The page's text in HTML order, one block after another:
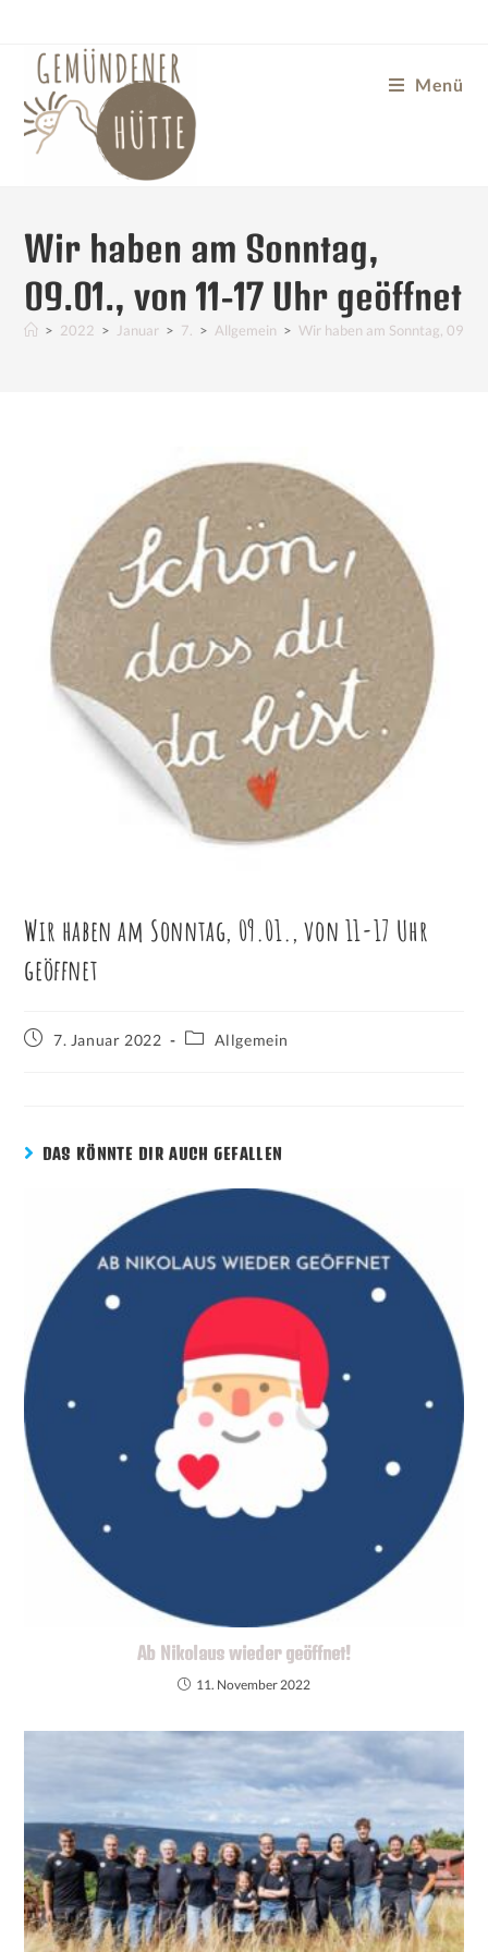
Menü
Wir haben am Sonntag,
09.01., von 11-17 Uhr geöffnet
> 2022 > Januar > 7. > Allgemein > Wir haben am Sonntag,
Wir haben am Sonntag, 09.01., von 11-17 Uhr
geöffnet
7. Januar 2022 Allgemein
DAS KÖNNTE DIR AUCH GEFALLEN
Ab Nikolaus wieder geöffnet!
11. November 2022